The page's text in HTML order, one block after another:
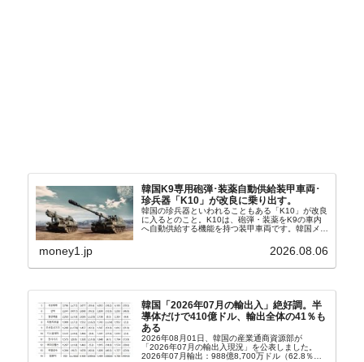
韓国K9専用砲弾･装薬自動供給装甲車両･
珍兵器「K10」が改良に乗り出す。
韓国の珍兵器といわれることもある「K10」が改良
に入るとのこと。K10は、砲弾・装薬をK9の車内
へ自動供給する機能を持つ装甲車両です。韓国メデ
から以下に一部を引きます。2005年に初めて...
money1.jp 2026.08.06
韓国「2026年07月の輸出入」絶好調。半
導体だけで410億ドル、輸出全体の41％も
ある
2026年08月01日、韓国の産業通商資源部が
「2026年07月の輸出入現況」を公表しました。
2026年07月輸出：988億8,700万ドル（62.8％）